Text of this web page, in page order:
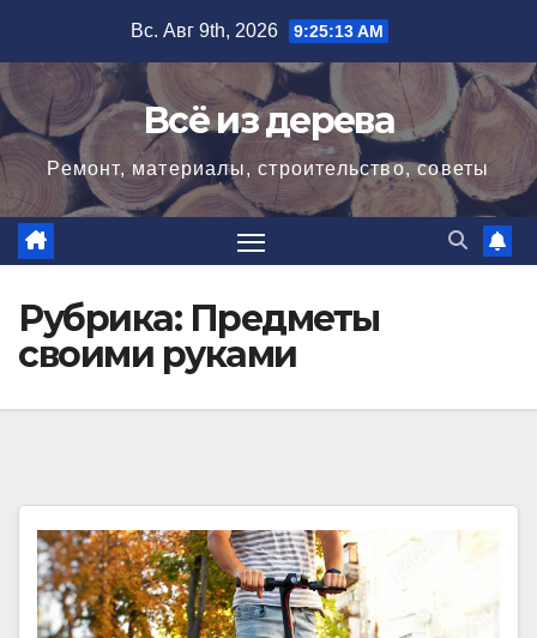
содержимому
Вс. Авг 9th, 2026 9:25:15 AM
Всё из дерева
Ремонт, материалы, строительство, советы
Рубрика: Предметы
своими руками